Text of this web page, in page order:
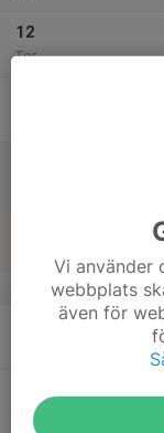
12
Tor
Tis
Vi använder
webbplats
även för